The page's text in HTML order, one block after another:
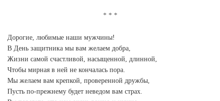
Дорогие, любимые наши мужчины!
В День защитника мы вам желаем добра,
Жизни самой счастливой, насыщенной, длинной,
Чтобы мирная в ней не кончалась пора.
Мы желаем вам крепкой, проверенной дружбы,
Пусть по-прежнему будет неведом вам страх.